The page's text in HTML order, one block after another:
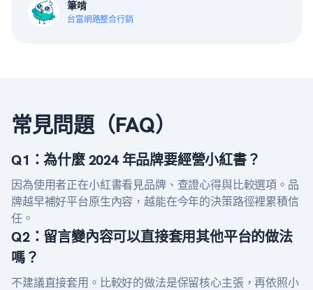
筆啃
台富網路整合行銷
常見問題（FAQ）
Q1：為什麼 2024 年品牌要經營小紅書？
因為使用者正在小紅書看見品牌、查證心得與比較選項。品
牌越早補好平台原生內容，越能在今年的決策路徑裡累積信
任。
Q2：留言變內容可以直接套用其他平台的做法
嗎？
不建議直接套用。比較好的做法是保留核心主張，再依照小